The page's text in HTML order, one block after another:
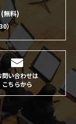
(無料)
）
問い合わせは
こちらから